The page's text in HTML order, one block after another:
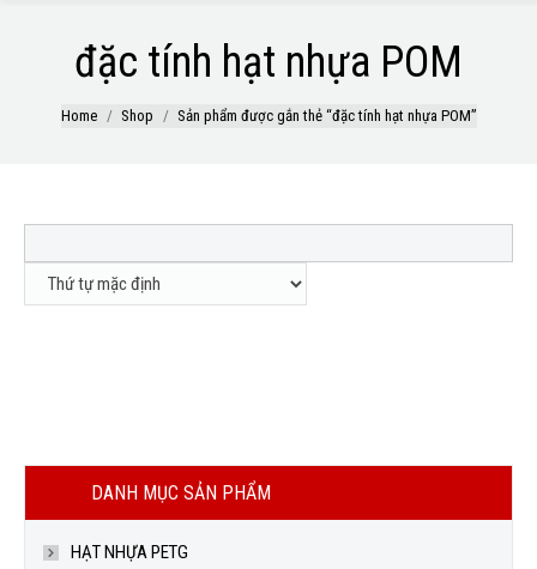
đặc tính hạt nhựa POM
Home Shop Sản phẩm được gắn thẻ “đặc tính hạt nhựa POM”
DANH MỤC SẢN PHẨM
HẠT NHỰA PETG